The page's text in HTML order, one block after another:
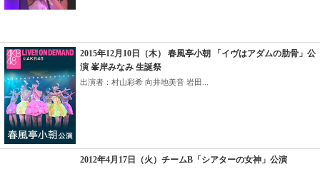
2015年12月10日（木） 春風亭小朝 「イヴはアダムの肋骨」公
演 峯岸みなみ 生誕祭
出演者：村山彩希 向井地美音 岩田...
2012年4月17日（火）チームB「シアターの女神」公演